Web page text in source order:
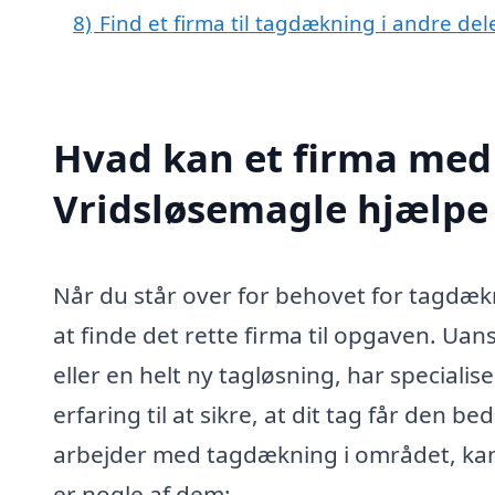
8) Find et firma til tagdækning i andre
Hvad kan et firma
Vridsløsemagle hjælpe
Når du står over for behovet for
at finde det rette firma til opgaven.
eller en helt ny tagløsning, har
erfaring til at sikre, at dit tag får den
arbejder med tagdækning i området,